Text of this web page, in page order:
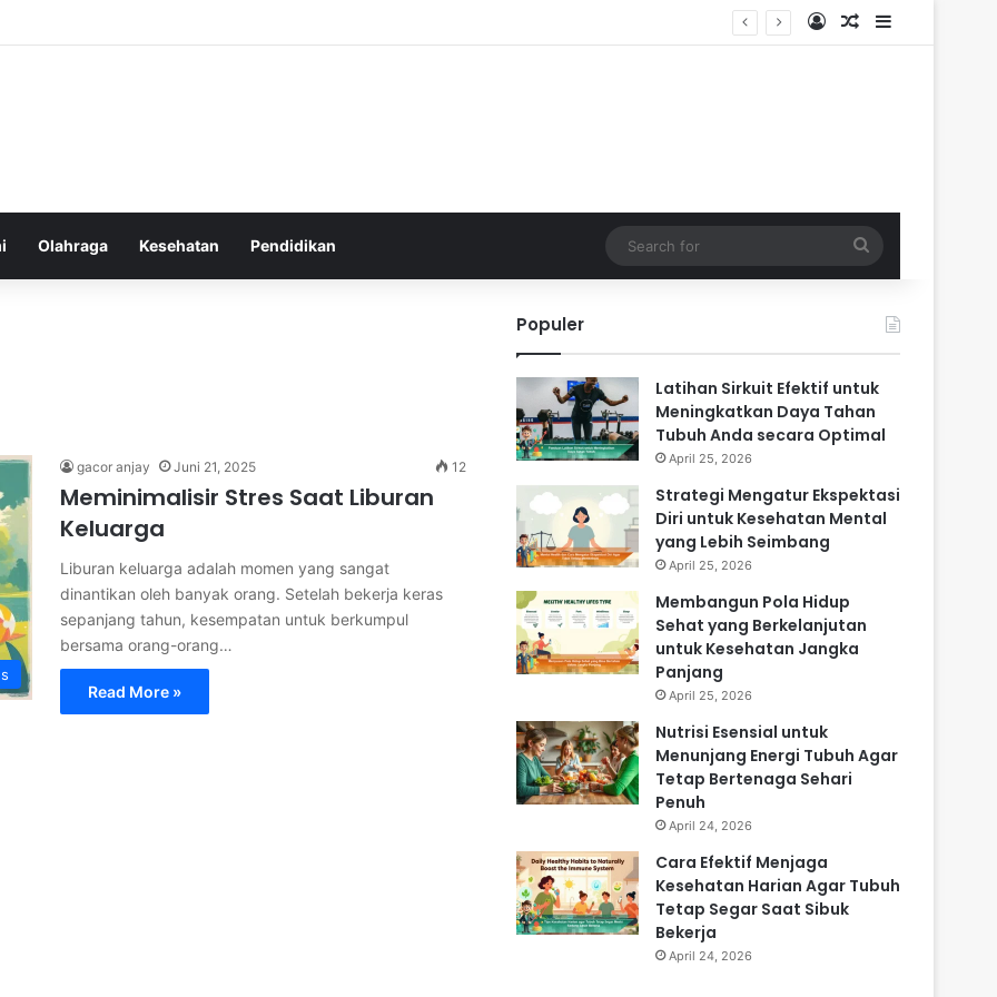
Log InRandom Article
Sidebar
Olahraga Kesehatan Pendidikan
for
gacor anjay Juni 21, 2025 12
Meminimalisir Stres Saat Liburan
Keluarga
Liburan keluarga adalah momen yang sangat
dinantikan oleh banyak orang. Setelah bekerja keras
sepanjang tahun, kesempatan untuk berkumpul
bersama orang-orang…
Read More »
Populer
Latihan Sirkuit Efektif untuk
Meningkatkan Daya Tahan
Tubuh Anda secara Optimal
April 25, 2026
Strategi Mengatur Ekspektasi
Diri untuk Kesehatan Mental
yang Lebih Seimbang
April 25, 2026
Membangun Pola Hidup
Sehat yang Berkelanjutan
untuk Kesehatan Jangka
Panjang
April 25, 2026
Nutrisi Esensial untuk
Menunjang Energi Tubuh Agar
Tetap Bertenaga Sehari
Penuh
April 24, 2026
Cara Efektif Menjaga
Kesehatan Harian Agar Tubuh
Tetap Segar Saat Sibuk
Bekerja
April 24, 2026